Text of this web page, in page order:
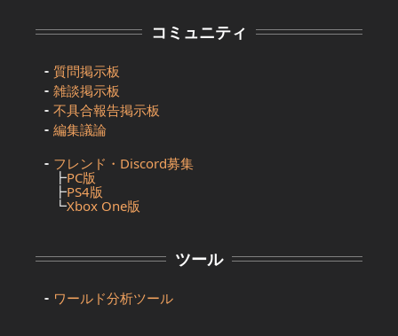
コミュニティ
質問掲示板
雑談掲示板
不具合報告掲示板
編集議論
フレンド・Discord募集
┣PC版
┣PS4版
┗Xbox One版
ツール
ワールド分析ツール